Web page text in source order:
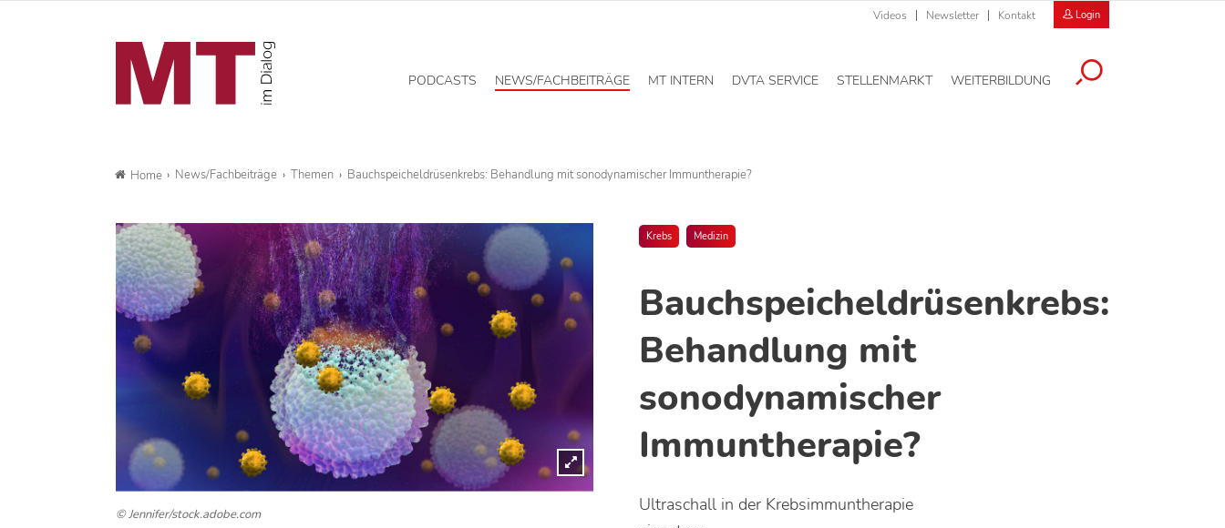
Videos Newsletter Kontakt Login
PODCASTS NEWS/FACHBEITRÄGE MT INTERN DVTA SERVICE STELLENMARKT WEITERBILDUNG
Home News/Fachbeiträge Themen Bauchspeicheldrüsenkrebs: Behandlung mit sonodynamischer Immuntherapie?
Krebs Medizin
Bauchspeicheldrüsenkrebs:
Behandlung mit
sonodynamischer
Immuntherapie?
Ultraschall in der Krebsimmuntherapie
© Jennifer/stock.adobe.com